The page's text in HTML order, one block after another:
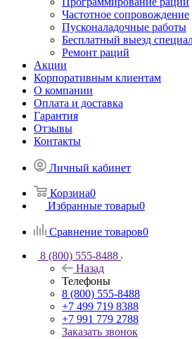
Частотное сопровождение
Пусконаладочные работы
Бесплатный выезд
Ремонт раций
Акции
Корпоративным клиентам
О компании
Оплата и доставка
Гарантия
Отзывы
Контакты
Личный кабинет
Корзина0
Избранные товары0
Сравнение товаров0
8 (800) 555-8488
Назад
Телефоны
8 (800) 555-8488
+7 499 719 8388
+7 991 779 2788
Заказать звонок